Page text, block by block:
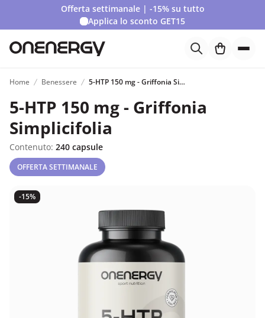
Offerta settimanale | -15% su tutto
Applica lo sconto GET15
Home Benessere 5-HTP 150 mg - Griffonia Simplicifolia
5-HTP 150 mg - Griffonia
Simplicifolia
Contenuto: 240 capsule
OFFERTA SETTIMANALE
-15%